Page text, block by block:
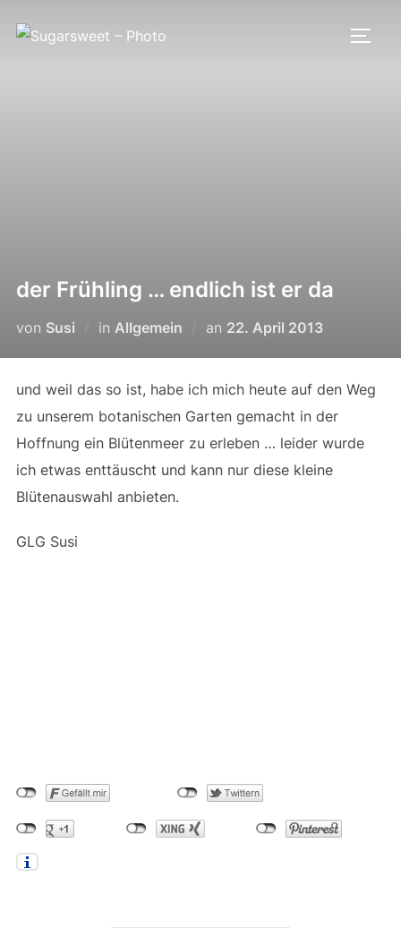
Inhalt
der Frühling … endlich ist er da
von Susi in Allgemein an Veröffentlicht
22. April 2013
und weil das so ist, habe ich mich heute auf den Weg
zu unserem botanischen Garten gemacht in der
Hoffnung ein Blütenmeer zu erleben … leider wurde
ich etwas enttäuscht und kann nur diese kleine
Blütenauswahl anbieten.
GLG Susi